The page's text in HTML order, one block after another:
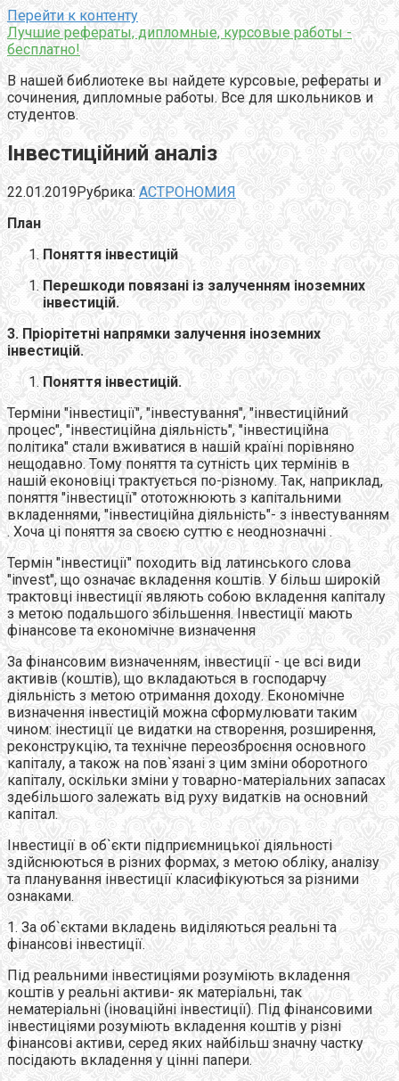
Перейти к контенту
Лучшие рефераты, дипломные, курсовые работы -
бесплатно!
В нашей библиотеке вы найдете курсовые, рефераты и
сочинения, дипломные работы. Все для школьников и
студентов.
Інвестиційний аналіз
22.01.2019Рубрика: АСТРОНОМИЯ
План
Поняття інвестицій
Перешкоди повязані із залученням іноземних
інвестицій.
3. Пріорітетні напрямки залучення іноземних
інвестицій.
Поняття інвестицій.
Терміни "інвестиції", "інвестування", "інвестиційний
процес", "інвестиційна діяльність", "інвестиційна
політика" стали вживатися в нашій країні порівняно
нещодавно. Тому поняття та сутність цих термінів в
нашій еконовіці трактується по-різному. Так, наприклад,
поняття "інвестиції" ототожнюють з капітальними
вкладеннями, "інвестиційна діяльність"- з інвестуванням
. Хоча ці поняття за своєю суттю є неоднозначні .
Термін "інвестиції" походить від латинського слова
"invest", що означає вкладення коштів. У більш широкій
трактовці інвестиції являють собою вкладення капіталу
з метою подальшого збільшення. Інвестиції мають
фінансове та економічне визначення
За фінансовим визначенням, інвестиції - це всі види
активів (коштів), що вкладаються в господарчу
діяльність з метою отримання доходу. Економічне
визначення інвестицій можна сформулювати таким
чином: інестиції це видатки на створення, розширення,
реконструкцію, та технічне переозброєння основного
капіталу, а також на пов`язані з цим зміни оборотного
капіталу, оскільки зміни у товарно-матеріальних запасах
здебільшого залежать від руху видатків на основний
капітал.
Інвестиції в об`єкти підприємницької діяльності
здійснюються в різних формах, з метою обліку, аналізу
та планування інвестиції класифікуються за різними
ознаками.
1. За об`єктами вкладень виділяються реальні та
фінансові інвестиції.
Під реальними інвестиціями розуміють вкладення
коштів у реальні активи- як матеріальні, так
нематеріальні (іноваційні інвестиції). Під фінансовими
інвестиціями розуміють вкладення коштів у різні
фінансові активи, серед яких найбільш значну частку
посідають вкладення у цінні папери.